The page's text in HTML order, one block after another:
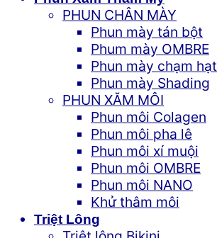
PHUN CHÂN MÀY
Phun mày tán bột
Phum mày OMBRE
Phun mày chạm hạt
Phun mày Shading
PHUN XĂM MÔI
Phun môi Colagen
Phun môi pha lê
Phun môi xí muội
Phun môi OMBRE
Phun môi NANO
Khử thâm môi
Triệt Lông